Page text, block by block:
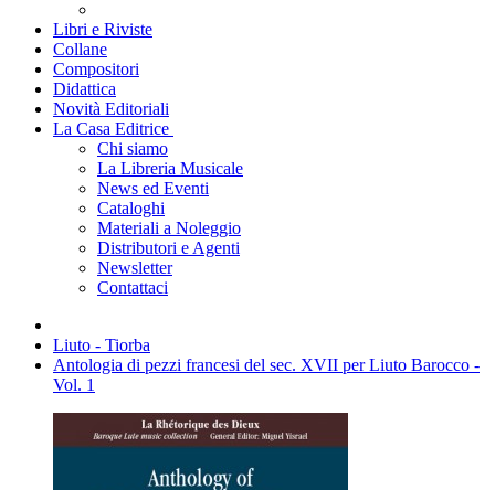
Libri e Riviste
Collane
Compositori
Didattica
Novità Editoriali
La Casa Editrice
Chi siamo
La Libreria Musicale
News ed Eventi
Cataloghi
Materiali a Noleggio
Distributori e Agenti
Newsletter
Contattaci
Liuto - Tiorba
Antologia di pezzi francesi del sec. XVII per Liuto Barocco -
Vol. 1